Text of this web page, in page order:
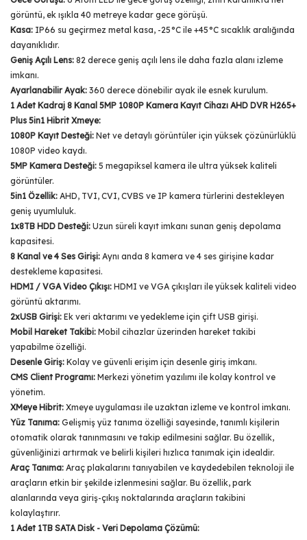
görüntü, ek ışıkla 40 metreye kadar gece görüşü.
Kasa: IP66 su geçirmez metal kasa, -25°C ile +45°C sıcaklık aralığında
dayanıklıdır.
Geniş Açılı Lens: 82 derece geniş açılı lens ile daha fazla alanı izleme
imkanı.
Ayarlanabilir Ayak: 360 derece dönebilir ayak ile esnek kurulum.
1 Adet Kadraj 8 Kanal 5MP 1080P Kamera Kayıt Cihazı AHD DVR H265+
Plus 5in1 Hibrit Xmeye:
1080P Kayıt Desteği: Net ve detaylı görüntüler için yüksek çözünürlüklü
1080P video kaydı.
5MP Kamera Desteği: 5 megapiksel kamera ile ultra yüksek kaliteli
görüntüler.
5in1 Özellik: AHD, TVI, CVI, CVBS ve IP kamera türlerini destekleyen
geniş uyumluluk.
1x8TB HDD Desteği: Uzun süreli kayıt imkanı sunan geniş depolama
kapasitesi.
8 Kanal ve 4 Ses Girişi: Aynı anda 8 kamera ve 4 ses girişine kadar
destekleme kapasitesi.
HDMI / VGA Video Çıkışı: HDMI ve VGA çıkışları ile yüksek kaliteli video
görüntü aktarımı.
2xUSB Girişi: Ek veri aktarımı ve yedekleme için çift USB girişi.
Mobil Hareket Takibi: Mobil cihazlar üzerinden hareket takibi
yapabilme özelliği.
Desenle Giriş: Kolay ve güvenli erişim için desenle giriş imkanı.
CMS Client Programı: Merkezi yönetim yazılımı ile kolay kontrol ve
yönetim.
XMeye Hibrit: Xmeye uygulaması ile uzaktan izleme ve kontrol imkanı.
Yüz Tanıma: Gelişmiş yüz tanıma özelliği sayesinde, tanımlı kişilerin
otomatik olarak tanınmasını ve takip edilmesini sağlar. Bu özellik,
güvenliğinizi artırmak ve belirli kişileri hızlıca tanımak için idealdir.
Araç Tanıma: Araç plakalarını tanıyabilen ve kaydedebilen teknoloji ile
araçların etkin bir şekilde izlenmesini sağlar. Bu özellik, park
alanlarında veya giriş-çıkış noktalarında araçların takibini
kolaylaştırır.
1 Adet 1TB SATA Disk - Veri Depolama Çözümü: